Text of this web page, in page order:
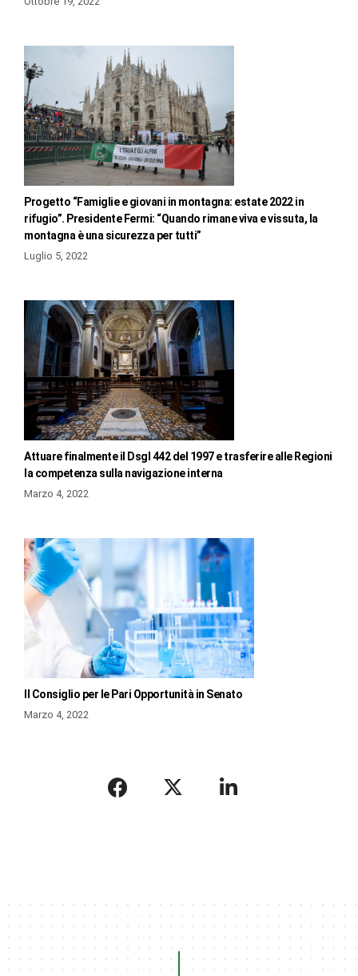
Progetto “Famiglie e giovani in montagna: estate 2022 in
rifugio”. Presidente Fermi: “Quando rimane viva e vissuta, la
montagna è una sicurezza per tutti”
Luglio 5, 2022
Attuare finalmente il Dsgl 442 del 1997 e trasferire alle Regioni
la competenza sulla navigazione interna
Marzo 4, 2022
Il Consiglio per le Pari Opportunità in Senato
Marzo 4, 2022